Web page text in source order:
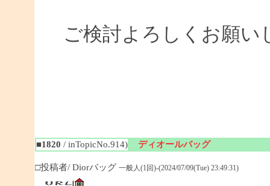
ご検討よろしくお願い
■1820 / inTopicNo.914) ディオールバッグ
□投稿者/ Diorバッグ 一般人(1回)-(2024/07/09(Tue) 23:49:31)